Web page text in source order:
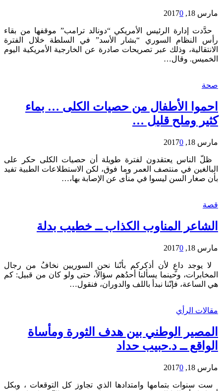
مارس 18, 2017 0
حدَّدت إدارة الرئيس الأمريكي “دونالد ترامب” موقفها من بقاء
رأس النظام السوري “بشار الأسد” في السلطة خلال الفترة
الانتقالية، وذلك عبر تصريحات صادرة عن الخارجية الأمريكية اليوم
الخميس. وقال…
صحة
احموا الأطفال من حصيات الكلى … بماء
كثير وملح قليل …
مارس 18, 2017 0
ظلّ الناس يعتقدون لفترة طويلة أن حصيات الكلى حكر على
البالغين في منتصف العمر وما فوق، لكن الاستطلاعات الطبية تفيد
بأن صغار السن ليسوا في منأى عن الإصابة بها،…
قصة
الشاعر المناوب الكذاب ــ خطيب بدلة
مارس 18, 2017 0
لا يوجد داعٍ لأن أذكركم بأنّنا نحن السوريين نخافُ من رجال
المخابرات، وحينما يسألنا أحدُهم سؤالاً، حتى ولو كان من قبيل: كم
هي الساعة، فإنّنا نبدأ باللف والدوران، فنقول…
مقالات الرأي
المصير الوطني بين هدف الثورة ومأساة
الواقع ــ د.حبيب حداد
مارس 18, 2017 0
ست سنوات بتمامها وامتدادها الذي تجاوز كل التوقعات ، وبكل